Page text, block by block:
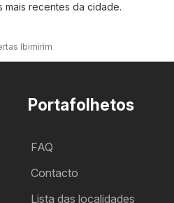
recentes da cidade.
Ibimirim
Portafolhetos
FAQ
Contacto
Lista das localidades